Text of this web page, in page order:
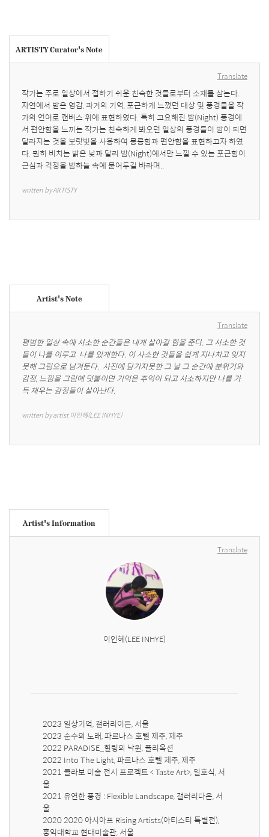
ARTISTY Curator's Note
Translate
작가는 주로 일상에서 접하기 쉬운 친숙한 것들로부터 소재를 삼는다.
자연에서 받은 영감, 과거의 기억, 포근하게 느꼈던 대상 및 풍경들을 작
가의 언어로 캔버스 위에 표현하였다. 특히 고요해진 밤(Night) 풍경에
서 편안함을 느끼는 작가는 친숙하게 봐오던 일상의 풍경들이 밤이 되면
달라지는 것을 보랏빛을 사용하여 몽롱함과 편안함을 표현하고자 하였
다. 훤히 비치는 밝은 낮과 달리 밤(Night)에서만 느낄 수 있는 포근함이
근심과 걱정을 밤하늘 속에 묻어두길 바라며..
written by ARTISTY
Artist's Note
Translate
평범한 일상 속에 사소한 순간들은 내게 살아갈 힘을 준다. 그 사소한 것
들이 나를 이루고  나를 있게한다. 이 사소한 것들을 쉽게 지나치고 잊지
못해 그림으로 남겨둔다.  사진에 담기지못한 그 날 그 순간에 분위기와
감정, 느낌을 그림에 덧붙이면 기억은 추억이 되고 사소하지만 나를 가
득 채우는 감정들이 살아난다.
written by artist 이인혜(LEE INHYE)
Artist's Information
Translate
이인혜(LEE INHYE)
2023 일상기억, 갤러리이든, 서울
2023 순수의 노래, 파르나스 호텔 제주, 제주
2022 PARADISE_힐링의 낙원, 플리옥션
2022 Into The Light, 파르나스 호텔 제주, 제주
2021 콜라보 미술 전시 프로젝트 < Taste Art>, 일호식, 서
울
2021 유연한 풍경 : Flexible Landscape, 갤러리다온, 서
울
2020 2020 아시아프 Rising Artists(아티스티 특별전),
홍익대학교 현대미술관, 서울